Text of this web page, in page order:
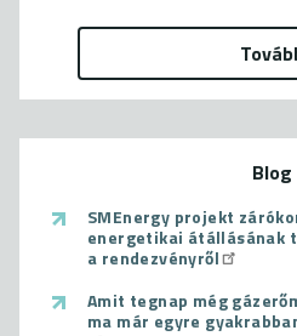
Blog
SMEnergy projekt
energetikai átállásának
a rendezvényről
Amit tegnap még
ma már egyre